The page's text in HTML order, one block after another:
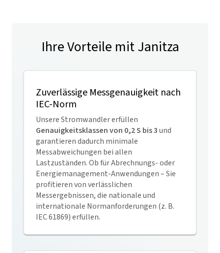
Ihre Vorteile mit Janitza
Zuverlässige Messgenauigkeit nach
IEC-Norm
Unsere Stromwandler erfüllen
Genauigkeitsklassen von 0,2 S bis 3und
garantieren dadurch minimale
Messabweichungen bei allen
Lastzuständen. Ob für Abrechnungs- oder
Energiemanagement-Anwendungen – Sie
profitieren von verlässlichen
Messergebnissen, die nationale und
internationale Normanforderungen (z. B.
IEC 61869) erfüllen.